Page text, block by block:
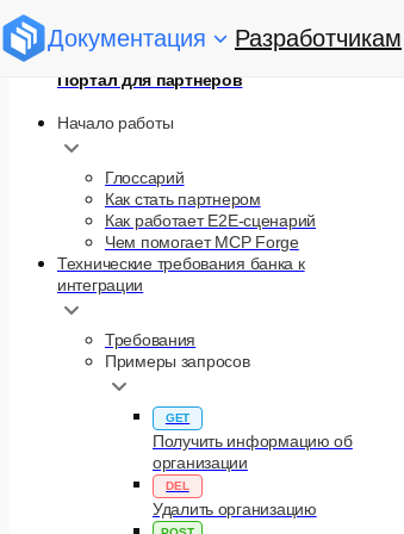
Документация Разработчикам
Портал для партнеров
Начало работы
Глоссарий
Как стать партнером
Как работает E2E-сценарий
Чем помогает MCP Forge
Технические требования банка к
интеграции
Требования
Примеры запросов
GET
Получить информацию об
организации
DEL
Удалить организацию